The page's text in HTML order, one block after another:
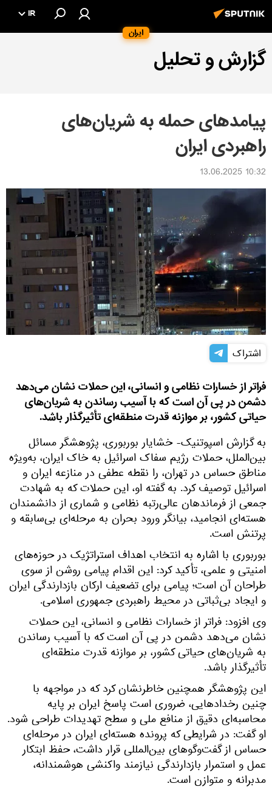
ایران
IR
گزارش و تحلیل
پیامدهای حمله به شریان‌های
راهبردی ایران
10:32 13.06.2025
اشتراک
فراتر از خسارات نظامی و انسانی، این حملات نشان می‌دهد
دشمن در پی آن است که با آسیب رساندن به شریان‌های
حیاتی کشور، بر موازنه قدرت منطقه‌ای تأثیرگذار باشد.
به گزارش اسپوتنیک- خشایار بوربوری، پژوهشگر مسائل
بین‌الملل، حملات رژیم سفاک اسرائیل به خاک ایران، به‌ویژه
مناطق حساس در تهران، را نقطه عطفی در منازعه ایران و
اسرائیل توصیف کرد. به گفته او، این حملات که به شهادت
جمعی از فرماندهان عالی‌رتبه نظامی و شماری از دانشمندان
هسته‌ای انجامید، بیانگر ورود بحران به مرحله‌ای بی‌سابقه و
پرتنش است.
بوربوری با اشاره به انتخاب اهداف استراتژیک در حوزه‌های
امنیتی و علمی، تأکید کرد: این اقدام پیامی روشن از سوی
طراحان آن است؛ پیامی برای تضعیف ارکان بازدارندگی ایران
و ایجاد بی‌ثباتی در محیط راهبردی جمهوری اسلامی.
وی افزود: فراتر از خسارات نظامی و انسانی، این حملات
نشان می‌دهد دشمن در پی آن است که با آسیب رساندن
به شریان‌های حیاتی کشور، بر موازنه قدرت منطقه‌ای
تأثیرگذار باشد.
این پژوهشگر همچنین خاطرنشان کرد که در مواجهه با
چنین رخدادهایی، ضروری است پاسخ ایران بر پایه
محاسبه‌ای دقیق از منافع ملی و سطح تهدیدات طراحی شود.
او گفت: در شرایطی که پرونده هسته‌ای ایران در مرحله‌ای
حساس از گفت‌وگوهای بین‌المللی قرار داشت، حفظ ابتکار
عمل و استمرار بازدارندگی نیازمند واکنشی هوشمندانه،
مدبرانه و متوازن است.